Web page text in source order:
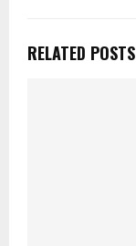
RELATED POSTS